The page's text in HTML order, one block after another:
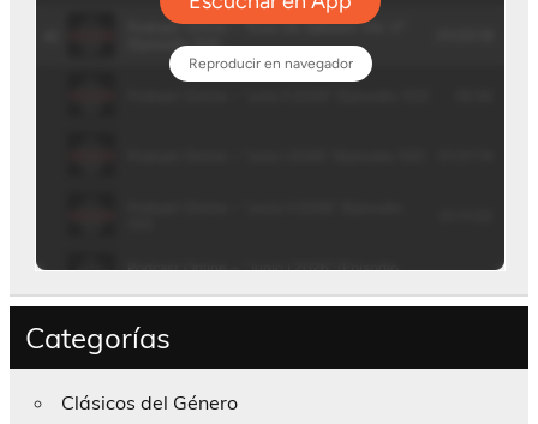
Categorías
Clásicos del Género